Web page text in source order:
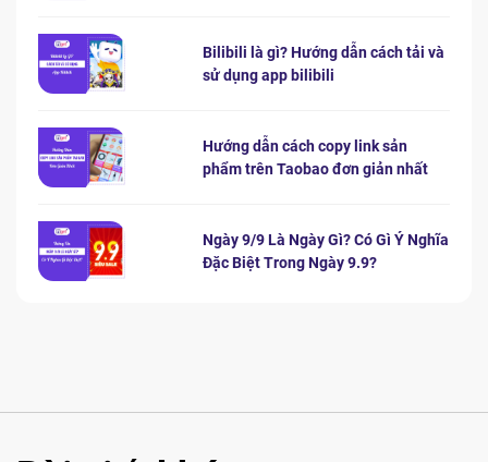
Bilibili là gì? Hướng dẫn cách tải và
sử dụng app bilibili
Hướng dẫn cách copy link sản
phẩm trên Taobao đơn giản nhất
Ngày 9/9 Là Ngày Gì? Có Gì Ý Nghĩa
Đặc Biệt Trong Ngày 9.9?